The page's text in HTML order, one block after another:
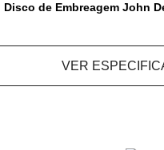
Disco de Embreagem John
VER